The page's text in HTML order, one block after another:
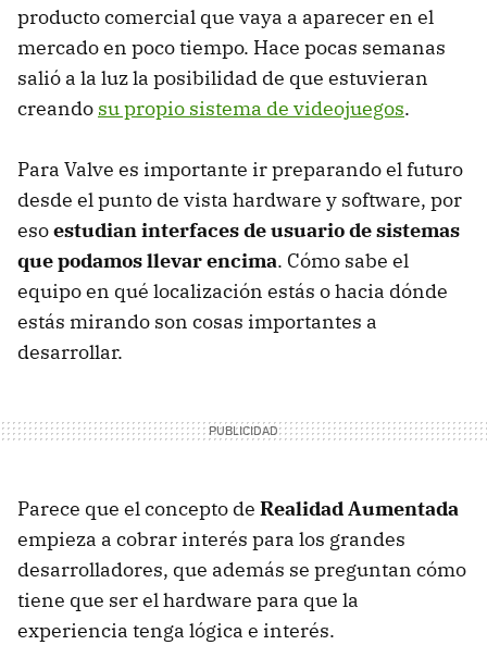
producto comercial que vaya a aparecer en el
mercado en poco tiempo. Hace pocas semanas
salió a la luz la posibilidad de que estuvieran
creando su propio sistema de videojuegos.
Para Valve es importante ir preparando el futuro
desde el punto de vista hardware y software, por
esoestudian interfaces de usuario de sistemas
que podamos llevar encima. Cómo sabe el
equipo en qué localización estás o hacia dónde
estás mirando son cosas importantes a
desarrollar.
Parece que el concepto de Realidad Aumentada
empieza a cobrar interés para los grandes
desarrolladores, que además se preguntan cómo
tiene que ser el hardware para que la
experiencia tenga lógica e interés.